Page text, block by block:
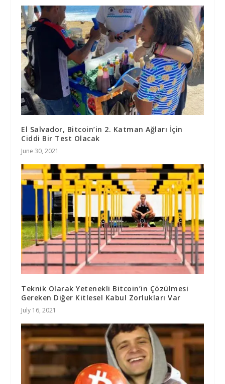
El Salvador, Bitcoin’in 2. Katman Ağları İçin
Ciddi Bir Test Olacak
June 30, 2021
Teknik Olarak Yetenekli Bitcoin’in Çözülmesi
Gereken Diğer Kitlesel Kabul Zorlukları Var
July 16, 2021